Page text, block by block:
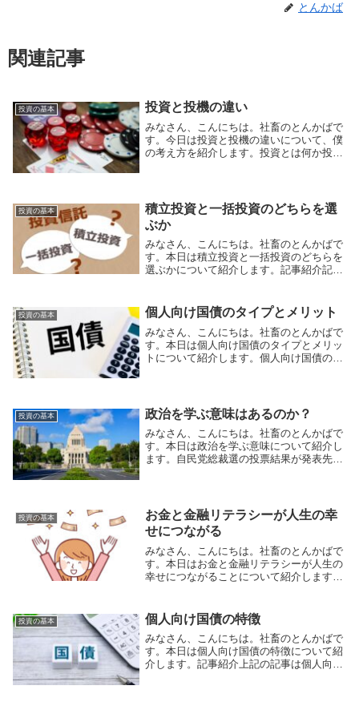
とんかば
関連記事
投資の基本 投資と投機の違い
みなさん、こんにちは。社畜のとんかばで
す。今日は投資と投機の違いについて、僕
の考え方を紹介します。投資とは何か投資
金・分配金を受...
投資の基本
積立投資と一括投資のどちらを選
ぶか
みなさん、こんにちは。社畜のとんかばで
す。本日は積立投資と一括投資のどちらを
選ぶかについて紹介します。記事紹介記事
れています。積立と一括のどちらを選ぶか
記事では積立...
投資の基本 個人向け国債のタイプとメリット
みなさん、こんにちは。社畜のとんかばで
す。本日は個人向け国債のタイプとメリッ
トについて紹介します。個人向け国債のタ
定5年（...
投資の基本 政治を学ぶ意味はあるのか？
みなさん、こんにちは。社畜のとんかばで
す。本日は政治を学ぶ意味について紹介し
ます。自民党総裁選の投票結果が発表先
に、経済・金融・...
投資の基本
お金と金融リテラシーが人生の幸
せにつながる
みなさん、こんにちは。社畜のとんかばで
す。本日はお金と金融リテラシーが人生の
幸せにつながることについて紹介します。
現在の経済的満足度、お金に関する不安要
因、公的年金...
投資の基本 個人向け国債の特徴
みなさん、こんにちは。社畜のとんかばで
す。本日は個人向け国債の特徴について紹
介します。記事紹介上記の記事は個人向け